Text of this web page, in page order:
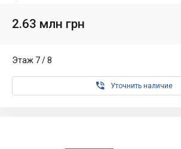
2.63 млн грн
Этаж 7 / 8
 Уточнить наличие